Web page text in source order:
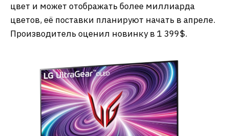
цвет и может отображать более миллиарда
цветов, её поставки планируют начать в апреле.
Производитель оценил новинку в 1 399$.